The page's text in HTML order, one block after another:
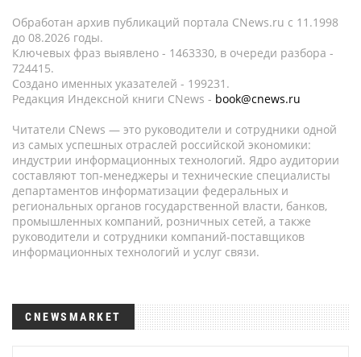
Обработан архив публикаций портала CNews.ru c 11.1998
до 08.2026 годы.
Ключевых фраз выявлено - 1463330, в очереди разбора -
724415.
Создано именных указателей - 199231.
Редакция Индексной книги CNews - book@cnews.ru
Читатели CNews — это руководители и сотрудники одной
из самых успешных отраслей российской экономики:
индустрии информационных технологий. Ядро аудитории
составляют топ-менеджеры и технические специалисты
департаментов информатизации федеральных и
региональных органов государственной власти, банков,
промышленных компаний, розничных сетей, а также
руководители и сотрудники компаний-поставщиков
информационных технологий и услуг связи.
CNEWSMARKET